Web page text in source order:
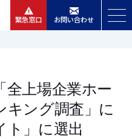
緊急窓口 お問い合わせ
スリリース
報
全上場企業ホー
キング調査」に
ト」に選出